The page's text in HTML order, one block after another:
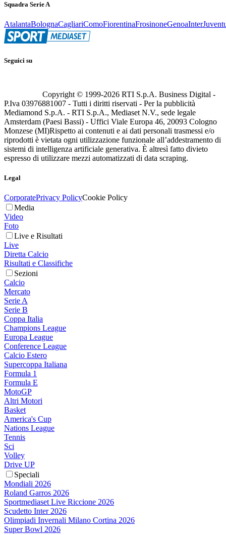
Squadra Serie A
AtalantaBolognaCagliariComoFiorentinaFrosinoneGenoaInter
Seguici su
Copyright © 1999-2026 RTI S.p.A. Business Digital -
P.Iva 03976881007 - Tutti i diritti riservati - Per la pubblicità
Mediamond S.p.A. - RTI S.p.A., Mediaset N.V., sede legale
Amsterdam (Paesi Bassi) - Uffici Viale Europa 46, 20093 Cologno
Monzese (MI)Rispetto ai contenuti e ai dati personali trasmessi e/o
riprodotti è vietata ogni utilizzazione funzionale all’addestramento di
sistemi di intelligenza artificiale generativa. È altresì fatto divieto
espresso di utilizzare mezzi automatizzati di data scraping.
Legal
CorporatePrivacy PolicyCookie Policy
Media
Video
Foto
Live e Risultati
Live
Diretta Calcio
Risultati e Classifiche
Sezioni
Calcio
Mercato
Serie A
Serie B
Coppa Italia
Champions League
Europa League
Conference League
Calcio Estero
Supercoppa Italiana
Formula 1
Formula E
MotoGP
Altri Motori
Basket
America's Cup
Nations League
Tennis
Sci
Volley
Drive UP
Speciali
Mondiali 2026
Roland Garros 2026
Sportmediaset Live Riccione 2026
Scudetto Inter 2026
Olimpiadi Invernali Milano Cortina 2026
Super Bowl 2026